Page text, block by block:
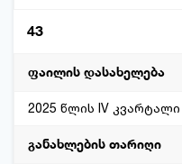
43
2025 წლის IV კვარტალი